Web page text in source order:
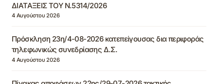
ΔΙΑΤΑΞΕΙΣ ΤΟΥ Ν.5314/2026
4 Αυγούστου 2026
Πρόσκληση 23η/4-08-2026 κατεπείγουσας δια περιφοράς
τηλεφωνικώς συνεδρίασης Δ.Σ.
4 Αυγούστου 2026